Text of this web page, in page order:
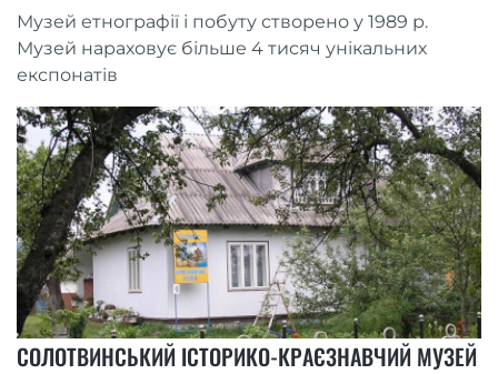
Музей етнографії і побуту створено у 1989 р.
Музей нараховує більше 4 тисяч унікальних
експонатів
СОЛОТВИНСЬКИЙ ІСТОРИКО-КРАЄЗНАВЧИЙ МУЗЕЙ